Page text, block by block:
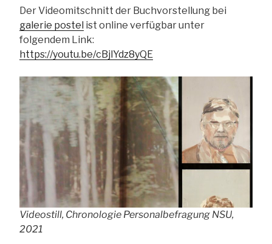
Der Videomitschnitt der Buchvorstellung bei
galerie postel ist online verfügbar unter
folgendem Link:
https://youtu.be/cBjlYdz8yQE
Videostill, Chronologie Personalbefragung NSU,
2021